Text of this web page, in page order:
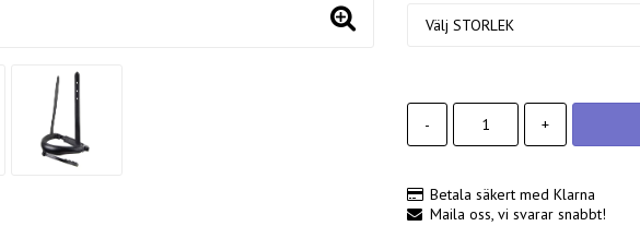
- +
Betala säkert med Klarna
Maila oss, vi svarar snabbt!